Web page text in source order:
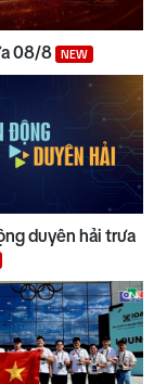
7
8
của
số
9
08/8 NEW
duyên hải trưa